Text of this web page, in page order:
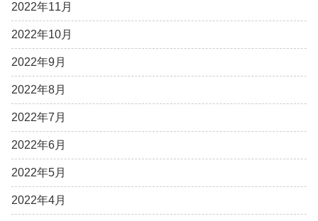
2022年11月
2022年10月
2022年9月
2022年8月
2022年7月
2022年6月
2022年5月
2022年4月